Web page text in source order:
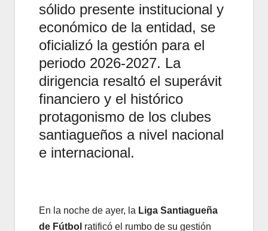
sólido presente institucional y
económico de la entidad, se
oficializó la gestión para el
periodo 2026-2027. La
dirigencia resaltó el superávit
financiero y el histórico
protagonismo de los clubes
santiagueños a nivel nacional
e internacional.
En la noche de ayer, la Liga Santiagueña
de Fútbol ratificó el rumbo de su gestión